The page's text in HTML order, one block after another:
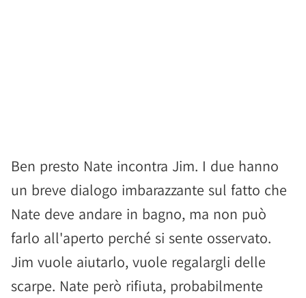
Ben presto Nate incontra Jim. I due hanno
un breve dialogo imbarazzante sul fatto che
Nate deve andare in bagno, ma non può
farlo all'aperto perché si sente osservato.
Jim vuole aiutarlo, vuole regalargli delle
scarpe. Nate però rifiuta, probabilmente